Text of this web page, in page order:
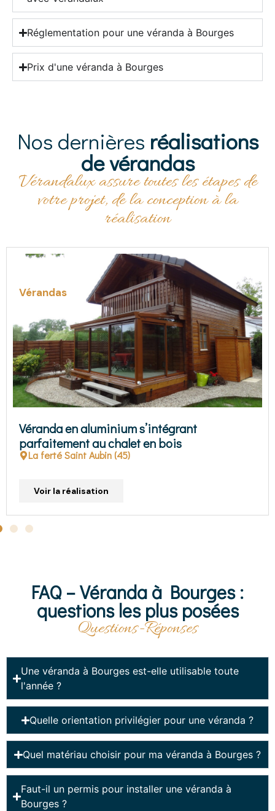
Réglementation pour une véranda à Bourges
Prix d'une véranda à Bourges
Nos dernières réalisations
de vérandas
Vérandalux assure toutes les étapes de
votre projet, de la conception à la
réalisation
Vérandas
Véranda avec toiture double pente
Chartres (28)
FAQ – Véranda à Bourges :
questions les plus posées
Questions-Réponses
Une véranda à Bourges est-elle utilisable toute
l'année ?
Quelle orientation privilégier pour une véranda ?
Quel matériau choisir pour ma véranda à Bourges ?
Faut-il un permis pour installer une véranda à
Bourges ?